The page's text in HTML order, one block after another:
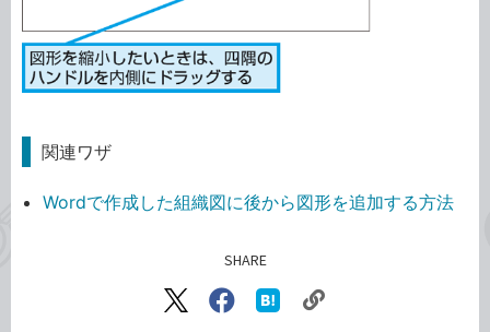
関連ワザ
Wordで作成した組織図に後から図形を追加する方法
SHARE
X（旧
Facebook